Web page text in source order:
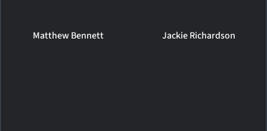
Matthew Bennett Jackie Richardson